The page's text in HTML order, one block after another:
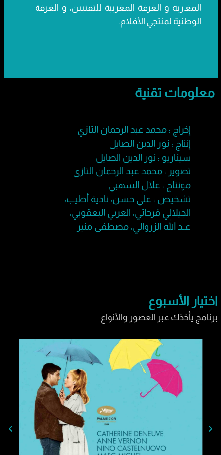
المغاربة و الغرفة المغربية للتقنيين، و الغرفة
الوطنية لمنتجي الأفلام.
معلومات تقنية
إخراج : محمد عبد الرحمان التازي
إنتاج : نور الدين الصايل
سيناريو : نور الدين الصايل
تصوير : محمد عبد الرحمان التازي
مونتاج : علال السهبي
تشخيص : علي حسن، نادية أطيب،
الجيلالي فرحاتي، العربي اليعقوبي،
عبد الله الزروالي، مصطفى منير
اختيار الأسبوع
برنامج يأخذك عبر العصور والأنواع